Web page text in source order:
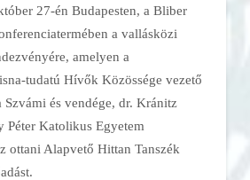
27-én Budapesten, a Bliber
a vallásközi
amelyen a
tudatú Hívők Közössége vezető
Szvámi és vendége, dr. Kránitz
Péter Katolikus Egyetem
ottani Alapvető Hittan Tanszék